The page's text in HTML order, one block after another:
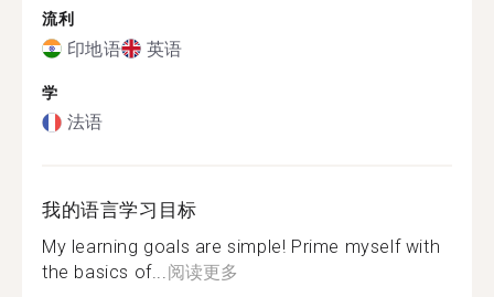
流利
印地语 英语
学
法语
我的语言学习目标
My learning goals are simple! Prime myself with
the basics of...阅读更多